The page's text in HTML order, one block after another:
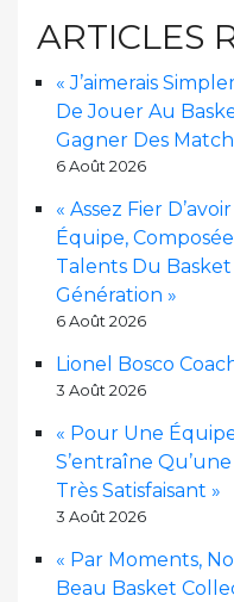
ARTICLES
« J’aimerais
De Jouer Au
Gagner Des
6 Août 2026
« Assez Fier
Équipe,
Talents Du
Génération »
6 Août 2026
Lionel Bosco
3 Août 2026
« Pour Une
S’entraîne Qu’une
Très Satisfaisant »
3 Août 2026
« Par Moments,
Beau Basket